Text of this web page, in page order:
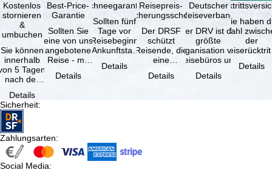
Kostenlos
stornieren
&
umbuchen
Sie können
innerhalb
5 Tagen
nach der
kostenfrei
…
Details
Best-Price-
Garantie
Sollten Sie
eine von uns
angebotene
Reise - mit
Leistung und
Details
Schneegarantie
Sollten fünf
Tage vor
Reisebeginn
(Ankunftstag)
aufgrund von
Schneemangel
Details
Reisepreis-
Sicherungsschein
Der DRSF
schützt
Reisende, die
eine
oder
Details
Deutscher
Reiseverband
Der DRV ist die
größte
Organisation von
Reisebüros und
Reiseveranstaltern
in …
Details
Sie haben
Wahl
der
(inklusive
Details
Sicherheit:
Zahlungsarten:
Social Media: